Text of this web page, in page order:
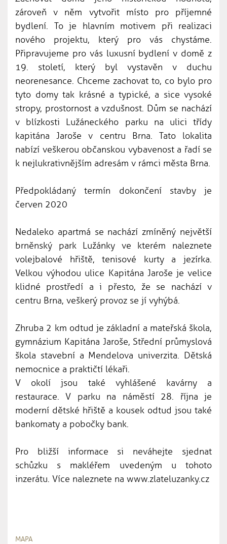
zároveň v něm vytvořit místo pro příjemné
bydlení. To je hlavním motivem při realizaci
nového projektu, který pro vás chystáme.
Připravujeme pro vás luxusní bydlení v domě z
19. století, který byl vystavěn v duchu
neorenesance. Chceme zachovat to, co bylo pro
tyto domy tak krásné a typické, a sice vysoké
stropy, prostornost a vzdušnost. Dům se nachází
v blízkosti Lužáneckého parku na ulici třídy
kapitána Jaroše v centru Brna. Tato lokalita
nabízí veškerou občanskou vybavenost a řadí se
k nejlukrativnějším adresám v rámci města Brna.
Předpokládaný termín dokončení stavby je
červen 2020
Nedaleko apartmá se nachází zmíněný největší
brněnský park Lužánky ve kterém naleznete
volejbalové hřiště, tenisové kurty a jezírka.
Velkou výhodou ulice Kapitána Jaroše je velice
klidné prostředí a i přesto, že se nachází v
centru Brna, veškerý provoz se jí vyhýbá.
Zhruba 2 km odtud je základní a mateřská škola,
gymnázium Kapitána Jaroše, Střední průmyslová
škola stavební a Mendelova univerzita. Dětská
nemocnice a praktičtí lékaři.
V okolí jsou také vyhlášené kavárny a
restaurace. V parku na náměstí 28. října je
moderní dětské hřiště a kousek odtud jsou také
bankomaty a pobočky bank.
Pro bližší informace si neváhejte sjednat
schůzku s makléřem uvedeným u tohoto
inzerátu. Více naleznete na www.zlateluzanky.cz
MAPA